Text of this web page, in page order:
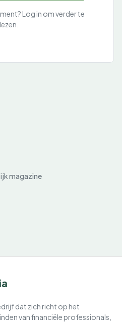
Log in om verder te
lezen.
magazine
dat zich richt op het
van financiële professionals,